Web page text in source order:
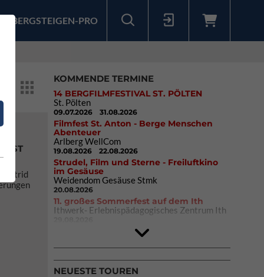
BERGSTEIGEN-PRO
Astrid
KOMMENDE TERMINE
14 BERGFILMFESTIVAL ST. PÖLTEN
St. Pölten
09.07.2026 31.08.2026
Filmfest St. Anton - Berge Menschen
Abenteuer
Arlberg WellCom
19.08.2026 22.08.2026
Strudel, Film und Sterne - Freiluftkino
im Gesäuse
Weidendom Gesäuse Stmk
20.08.2026
11. großes Sommerfest auf dem Ith
Ithwerk- Erlebnispädagogisches Zentrum Ith
DAV Kletter- & Boulderzentrum München
Süd (Thalkirchen)
NEUESTE TOUREN